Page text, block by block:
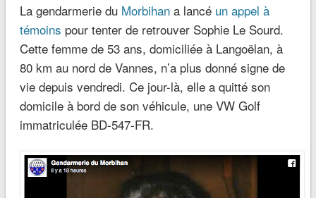
La gendarmerie du Morbihana lancé un appel à
témoins pour tenter de retrouver Sophie Le Sourd.
Cette femme de 53 ans, domiciliée à Langoëlan, à
80 km au nord de Vannes, n’a plus donné signe de
vie depuis vendredi. Ce jour-là, elle a quitté son
domicile à bord de son véhicule, une VW Golf
immatriculée BD-547-FR.